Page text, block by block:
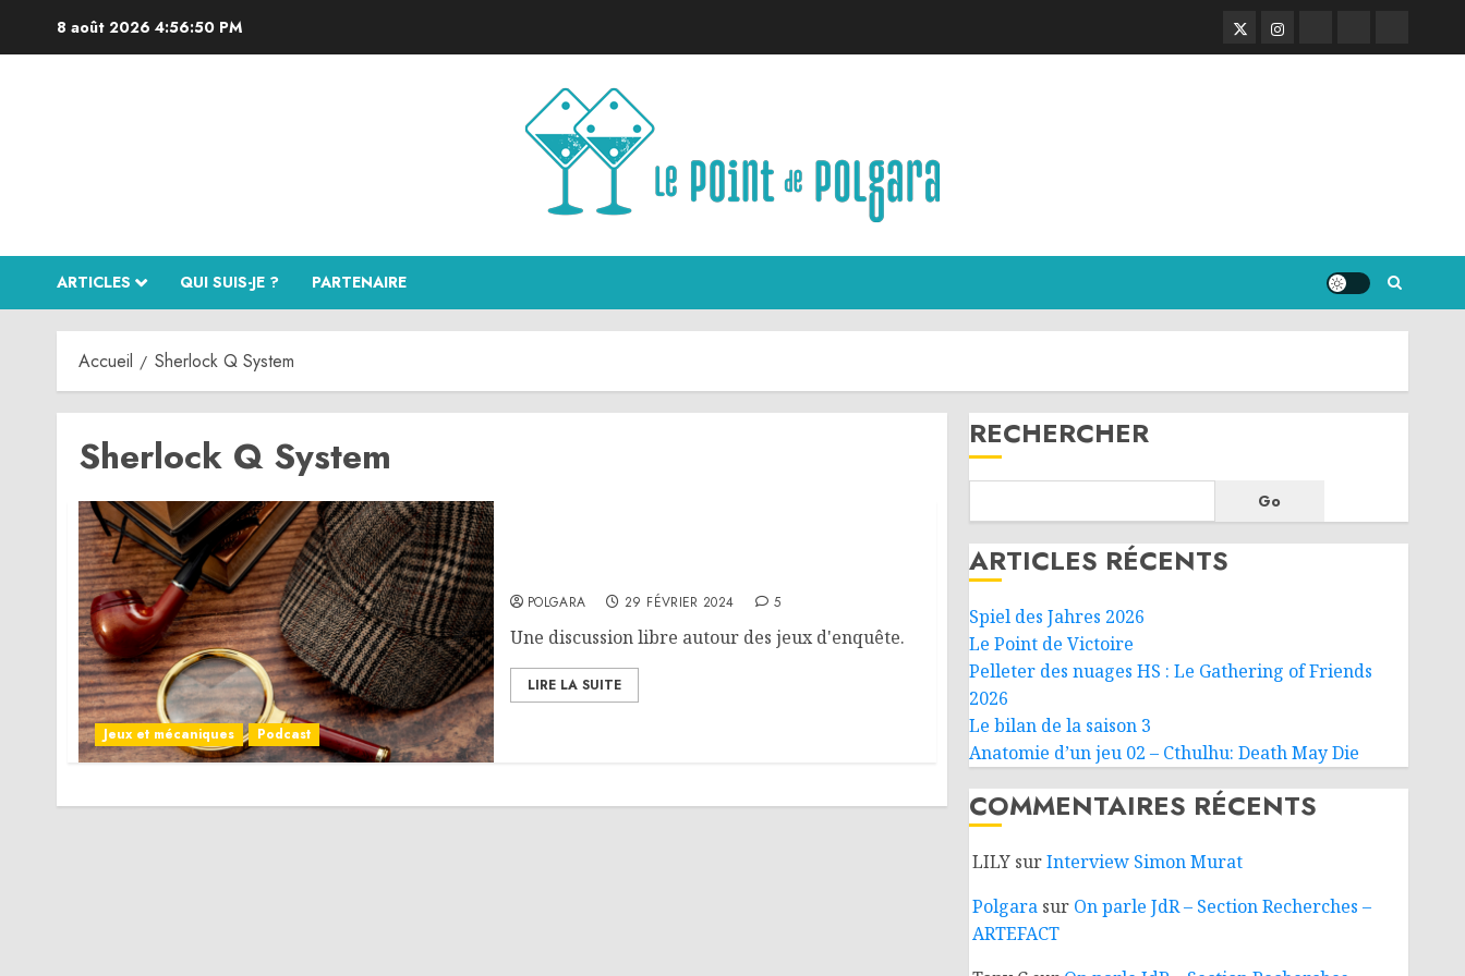
8 août 2026 4:56:51 PM TwitterInstagram
ARTICLES QUI SUIS-JE ? PARTENAIRE
Accueil Sherlock Q System
Sherlock Q System
Jeux et mécaniques Podcast
POLGARA 29 FÉVRIER 2024 5
Une discussion libre autour des jeux d'enquête.
LIRE LA SUITE
RECHERCHER
Go
ARTICLES RÉCENTS
Spiel des Jahres 2026
Le Point de Victoire
Pelleter des nuages HS : Le Gathering of Friends
2026
Le bilan de la saison 3
Anatomie d’un jeu 02 – Cthulhu: Death May Die
COMMENTAIRES RÉCENTS
LILYsurInterview Simon Murat
Polgarasur On parle JdR – Section Recherches –
ARTEFACT